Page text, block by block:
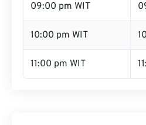
09:00 pm WIT
10:00 pm WIT
11:00 pm WIT